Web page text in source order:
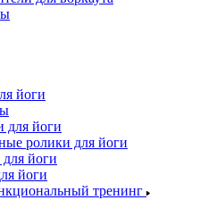
йоги
для йоги
ролики для йоги
йоги
йоги
тренинг